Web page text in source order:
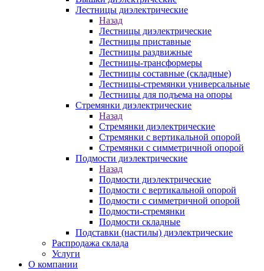
Лестницы диэлектрические
Назад
Лестницы диэлектрические
Лестницы приставные
Лестницы раздвижные
Лестницы-трансформеры
Лестницы составные (складные)
Лестницы-стремянки универсальные
Лестницы для подъема на опоры
Стремянки диэлектрические
Назад
Стремянки диэлектрические
Стремянки с вертикальной опорой
Стремянки с симметричной опорой
Подмости диэлектрические
Назад
Подмости диэлектрические
Подмости с вертикальной опорой
Подмости с симметричной опорой
Подмости-стремянки
Подмости складные
Подставки (настилы) диэлектрические
Распродажа склада
Услуги
О компании